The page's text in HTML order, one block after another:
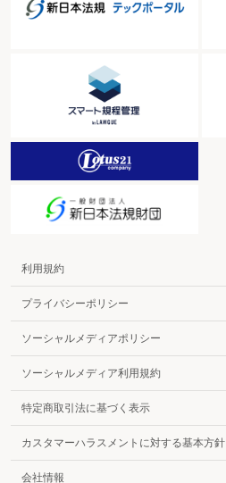
利用規約
プライバシーポリシー
ソーシャルメディアポリシー
ソーシャルメディア利用規約
特定商取引法に基づく表示
カスタマーハラスメントに対する基本方針
会社情報